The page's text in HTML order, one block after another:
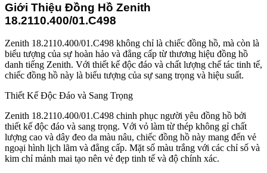
Giới Thiệu Đồng Hồ Zenith
18.2110.400/01.C498
Zenith 18.2110.400/01.C498 không chỉ là chiếc đồng hồ, mà còn là
biểu tượng của sự hoàn hảo và đẳng cấp từ thương hiệu đồng hồ
danh tiếng Zenith. Với thiết kế độc đáo và chất lượng chế tác tinh tế,
chiếc đồng hồ này là biểu tượng của sự sang trọng và hiệu suất.
Thiết Kế Độc Đáo và Sang Trọng
Zenith 18.2110.400/01.C498 chinh phục người yêu đồng hồ bởi
thiết kế độc đáo và sang trọng. Với vỏ làm từ thép không gỉ chất
lượng cao và dây đeo da màu nâu, chiếc đồng hồ này mang đến vẻ
ngoại hình lịch lãm và đẳng cấp. Mặt số màu trắng với các chỉ số và
kim chỉ mảnh mai tạo nên vẻ đẹp tinh tế và độ chính xác.